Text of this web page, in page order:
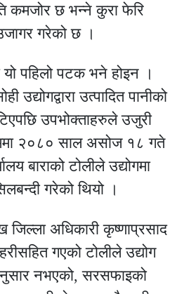
कमजोर छ भन्ने कुरा फेरि
गरेको छ ।
यो पहिलो पटक भने होइन ।
उद्योगद्वारा उत्पादित पानीको
उपभोक्ताहरुले उजुरी
२०८० साल असोज १८ गते
बाराको टोलीले उद्योगमा
गरेको थियो ।
अधिकारी कृष्णाप्रसाद
गएको टोलीले उद्योग
नभएको, सरसफाइको